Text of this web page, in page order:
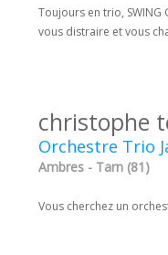
Toujours en trio,
vous distraire et vous
christophe
Orchestre Trio
Ambres - Tarn (81)
Vous cherchez un